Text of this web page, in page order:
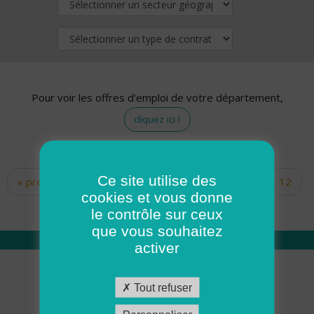
Pour voir les offres d'emploi de votre département,
cliquez ici !
Pages
« premier ‹ précédent … 10
12
14 15 16 17
Qui sommes nous
Académie ADMR
Ce site utilise des
cookies et vous donne
le contrôle sur ceux
que vous souhaitez
activer
Tout refuser